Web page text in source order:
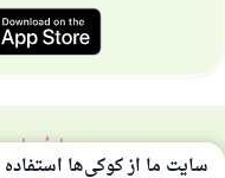
دربارهٔ سایت
همهٔ حقوق برای سایت اسلام
سایت ما از کوکی‌ها